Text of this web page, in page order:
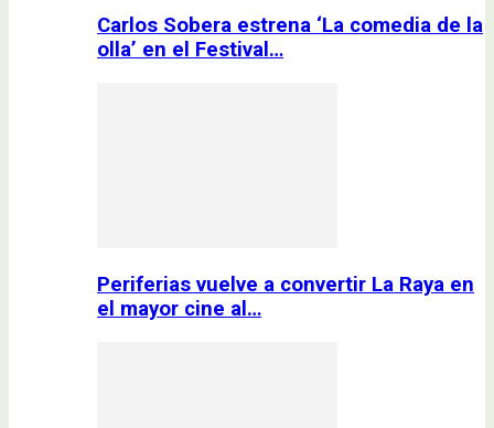
Carlos Sobera estrena ‘La comedia de la
olla’ en el Festival…
Periferias vuelve a convertir La Raya en
el mayor cine al…